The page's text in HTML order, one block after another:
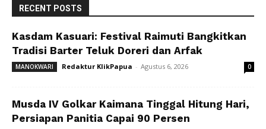
RECENT POSTS
Kasdam Kasuari: Festival Raimuti Bangkitkan
Tradisi Barter Teluk Doreri dan Arfak
MANOKWARI Redaktur KlikPapua - Agustus 6, 2026 0
Musda IV Golkar Kaimana Tinggal Hitung Hari,
Persiapan Panitia Capai 90 Persen